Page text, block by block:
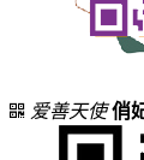
爱善天使 俏